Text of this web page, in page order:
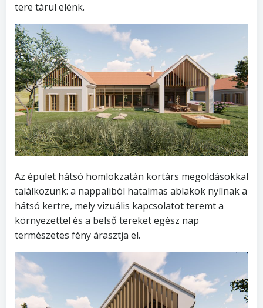
tere tárul elénk.
Az épület hátsó homlokzatán kortárs megoldásokkal
találkozunk: a nappaliból hatalmas ablakok nyílnak a
hátsó kertre, mely vizuális kapcsolatot teremt a
környezettel és a belső tereket egész nap
természetes fény árasztja el.